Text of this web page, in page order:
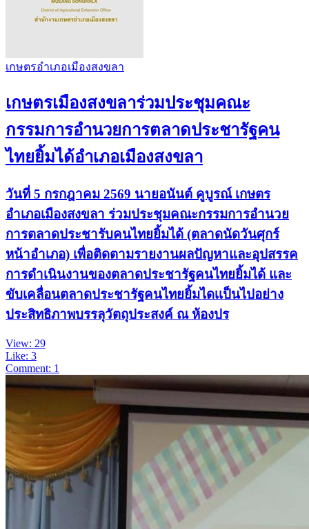
เกษตรอำเภอเมืองสงขลา
เกษตรเมืองสงขลาร่วมประชุมคณะ
กรรมการอำนวยการตลาดประชารัฐคน
ไทยยิ้มได้อำเภอเมืองสงขลา
วันที่ 5 กรกฎาคม 2569 นายอนันต์ คูบูรณ์ เกษตร
อำเภอเมืองสงขลา ร่วมประชุมคณะกรรมการอำนวย
การตลาดประชารับคนไทยยิ้มได้ (ตลาดนัดวันศุกร์
หน้าอำเภอ) เพื่อติดตามรายงานผลปัญหาและอุปสรรค
การดำเนินงานของตลาดประชารัฐคนไทยยิ้มได้ และ
ขับเคลื่อนตลาดประชารัฐคนไทยยิ้มไดเเป็นไปอย่าง
ประสิทธิภาพบรรลุวัตถุประสงค์ ณ ห้องปร
View: 29
Like: 3
Comment: 1